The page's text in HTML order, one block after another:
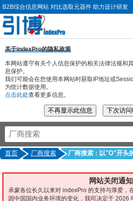
B2B综合信息网站 对比选取元器件 助力设计研发
关于indexPro的隐私政策
本网站遵守有关个人信息保护的相关法律法规和
息保护。
我们可能会在您使用本网站时获取IP地址或
为统计数据使用。
点击此处查看更多信息。
首页 厂商搜索 厂商搜索 : 以"O"开头
网站关闭通知
承蒙各位长久以来对 indexPro 的支持与厚爱，
因中国国内业务环境的变化，我司决定于 2026